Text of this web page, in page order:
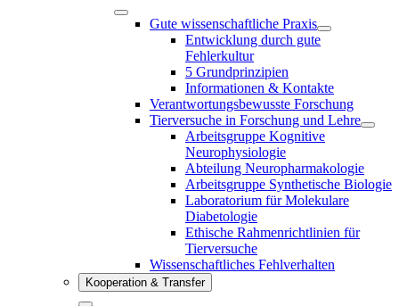
Gute wissenschaftliche Praxis
Entwicklung durch gute
Fehlerkultur
5 Grundprinzipien
Informationen & Kontakte
Verantwortungsbewusste Forschung
Tierversuche in Forschung und Lehre
Arbeitsgruppe Kognitive
Neurophysiologie
Abteilung Neuropharmakologie
Arbeitsgruppe Synthetische Biologie
Laboratorium für Molekulare
Diabetologie
Ethische Rahmenrichtlinien für
Tierversuche
Wissenschaftliches Fehlverhalten
Kooperation & Transfer